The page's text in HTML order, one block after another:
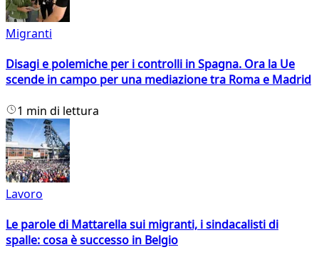
Migranti
Disagi e polemiche per i controlli in Spagna. Ora la Ue
scende in campo per una mediazione tra Roma e Madrid
1 min di lettura
Lavoro
Le parole di Mattarella sui migranti, i sindacalisti di
spalle: cosa è successo in Belgio